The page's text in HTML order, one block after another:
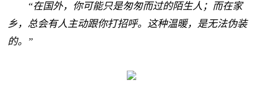
“在国外，你可能只是匆匆而过的陌生人；而在家
乡，总会有人主动跟你打招呼。这种温暖，是无法伪装
的。”